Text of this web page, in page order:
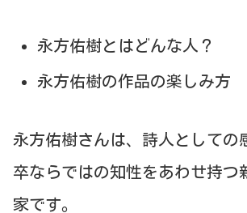
永方佑樹とはどんな人？
永方佑樹の作品の楽しみ方
永方佑樹さんは、詩人としての
卒ならではの知性をあわせ持つ
家です。